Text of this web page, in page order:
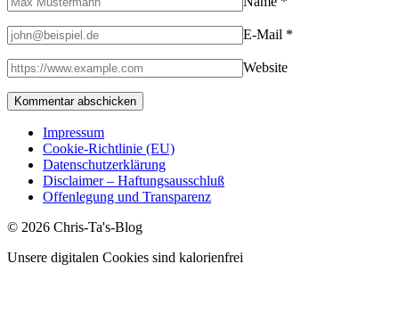
E-Mail *
Website
Impressum
Cookie-Richtlinie (EU)
Datenschutzerklärung
Disclaimer – Haftungsausschluß
Offenlegung und Transparenz
© 2026 Chris-Ta's-Blog
Unsere digitalen Cookies sind kalorienfrei